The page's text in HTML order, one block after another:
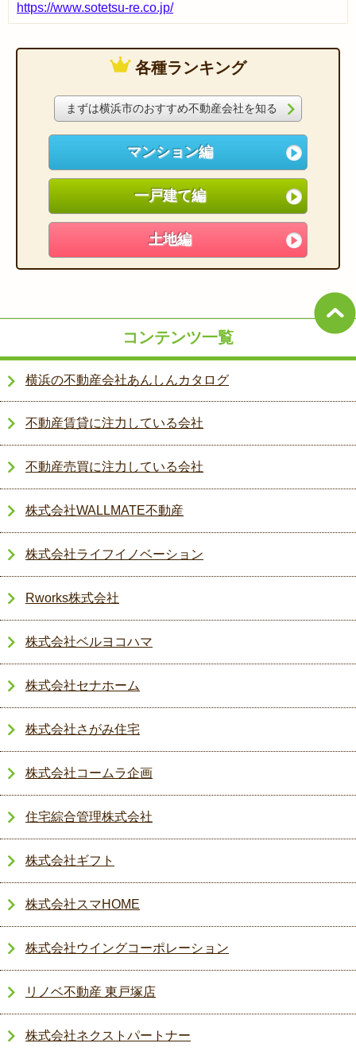
https://www.sotetsu-re.co.jp/
各種ランキング
まずは横浜市のおすすめ不動産会社を知る
マンション編
一戸建て編
土地編
コンテンツ一覧
横浜の不動産会社あんしんカタログ
不動産賃貸に注力している会社
不動産売買に注力している会社
株式会社WALLMATE不動産
株式会社ライフイノベーション
Rworks株式会社
株式会社ベルヨコハマ
株式会社セナホーム
株式会社さがみ住宅
株式会社コームラ企画
住宅綜合管理株式会社
株式会社ギフト
株式会社スマHOME
株式会社ウイングコーポレーション
リノベ不動産 東戸塚店
株式会社ネクストパートナー